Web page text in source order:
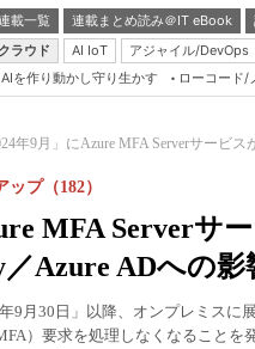
載一覧 連載まとめ読み＠IT eBook
クラウド
AI IoT アジャイル/DevOps
AIを作り動かし守り生かす ローコード/
年9月」にAzure MFA Serverサービ
MFA Serverサ
Azure ADへの影
プ（182）
9月30日」以降、オンプレミスに
）要求を処理しなくなることを